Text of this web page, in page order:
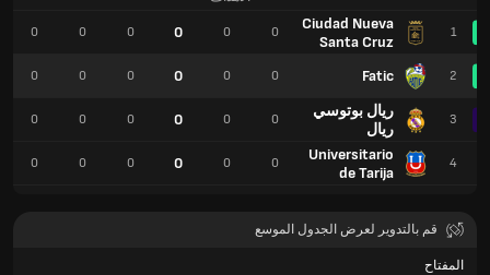
1
Ciudad Nueva
Santa Cruz
2
Fatic
3
ريال بوتوسي
ريال
4
Universitario
de Tarija
0
0
0
0
0
0
0
0
0
0
0
0
0
0
0
0
0
0
0
0
0
0
0
0
قم بالتدوير لعرض الجدول الموسع
المفتاح